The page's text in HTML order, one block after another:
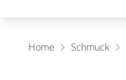
Home Schmuck